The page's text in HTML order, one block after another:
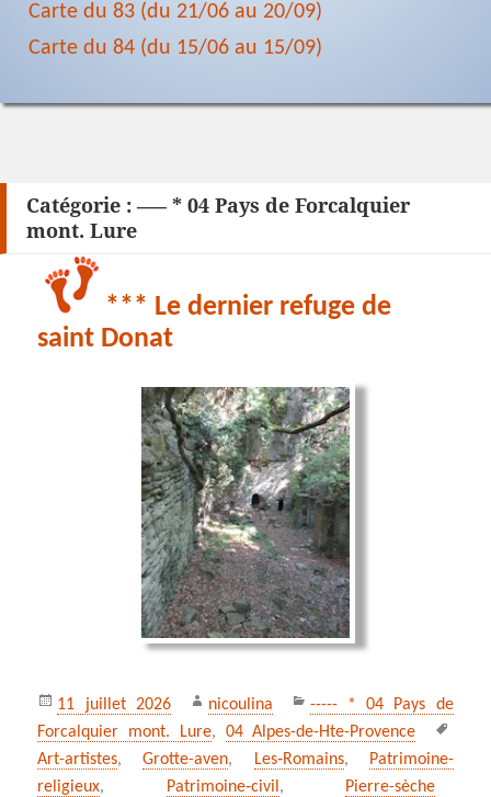
Carte du 83 (du 21/06 au 20/09)
Carte du 84 (du 15/06 au 15/09)
Catégorie : —– * 04 Pays de Forcalquier
mont. Lure
*** Le dernier refuge de
saint Donat
Publié
le
11 juillet 2026 Auteur
nicoulina Catégories
----- * 04 Pays de
Forcalquier mont. Lure, 04 Alpes-de-Hte-Provence
Art-artistes,Grotte-aven, Les‑Romains,
Patrimoine-
religieux, Patrimoine‑civil ,
Pierre-sèche